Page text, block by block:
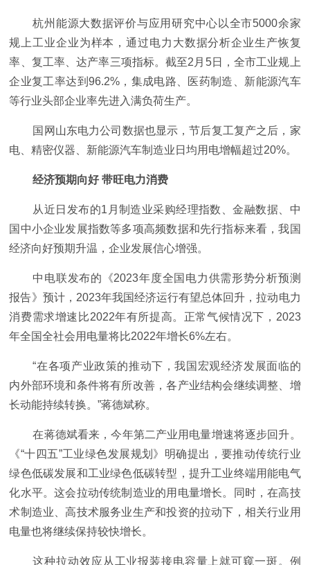
杭州能源大数据评价与应用研究中心以全市5000余家
规上工业企业为样本，通过电力大数据分析企业生产恢复
率、复工率、达产率三项指标。截至2月5日，全市工业规上
企业复工率达到96.2%，集成电路、医药制造、新能源汽车
等行业头部企业率先进入满负荷生产。
国网山东电力公司数据也显示，节后复工复产之后，家
电、精密仪器、新能源汽车制造业日均用电增幅超过20%。
经济预期向好 带旺电力消费
从近日发布的1月制造业采购经理指数、金融数据、中
国中小企业发展指数等多项高频数据和先行指标来看，我国
经济向好预期升温，企业发展信心增强。
中电联发布的《2023年度全国电力供需形势分析预测
报告》预计，2023年我国经济运行有望总体回升，拉动电力
消费需求增速比2022年有所提高。正常气候情况下，2023
年全国全社会用电量将比2022年增长6%左右。
“在各项产业政策的推动下，我国宏观经济发展面临的
内外部环境和条件将有所改善，各产业结构会继续调整、增
长动能持续转换。”蒋德斌称。
在蒋德斌看来，今年第二产业用电量增速将逐步回升。
《“十四五”工业绿色发展规划》明确提出，要推动传统行业
绿色低碳发展和工业绿色低碳转型，提升工业终端用能电气
化水平。这会拉动传统制造业的用电量增长。同时，在高技
术制造业、高技术服务业生产和投资的拉动下，相关行业用
电量也将继续保持较快增长。
这种拉动效应从工业报装接电容量上就可窥一斑。例